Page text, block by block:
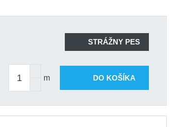
STRÁŽNY PES
m DO KOŠÍKA